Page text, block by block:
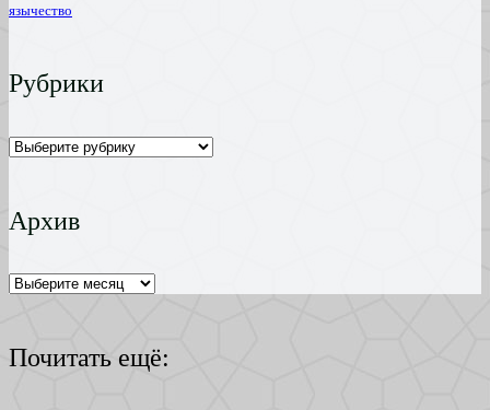
язычество
Рубрики
Рубрики
Архив
Архив
Почитать ещё: